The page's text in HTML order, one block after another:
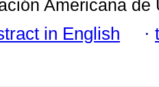
Americana de
in English ·